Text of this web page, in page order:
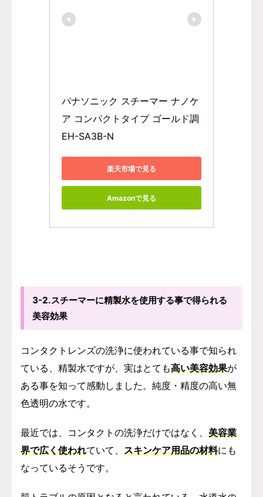
パナソニック スチーマー ナノケ
ア コンパクトタイプ ゴールド調
EH-SA3B-N
楽天市場で見る
Amazonで見る
3-2.スチーマーに精製水を使用する事で得られる
美容効果
コンタクトレンズの洗浄に使われている事で知られ
ている、精製水ですが、実はとても高い美容効果が
ある事を知って感動しました。 純度・精度の高い無
色透明の水です。
最近では、コンタクトの洗浄だけではなく、 美容業
界で広く使われていて、 スキンケア用品の材料にも
なっているそうです。